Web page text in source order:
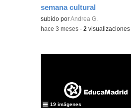
semana cultural
subido porAndrea G.
-hace 3 meses -2 visualizaciones
19 imágenes